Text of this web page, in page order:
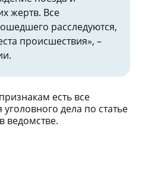
жертв. Все
расследуются,
происшествия», –
есть все
дела по статье
ведомстве.